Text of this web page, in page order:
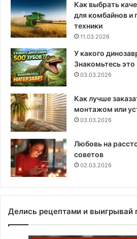
Как выбрать
для комбайнов и
техники
11.03.2026
У какого
Знакомьтесь это
03.03.2026
Как лучше
монтажом или
03.03.2026
Любовь на
советов
02.03.2026
Делись рецептами и выигрывай